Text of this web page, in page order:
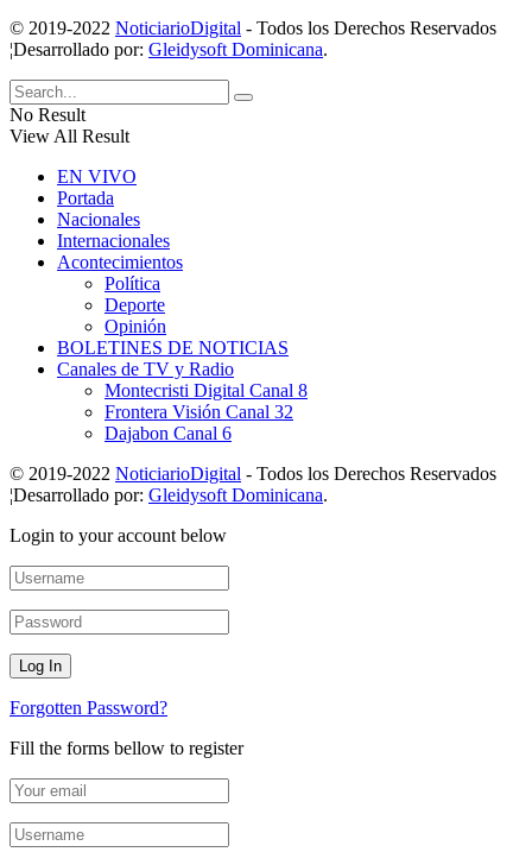
© 2019-2022 NoticiarioDigital - Todos los Derechos Reservados
¦Desarrollado por: Gleidysoft Dominicana.
No Result
View All Result
EN VIVO
Portada
Nacionales
Internacionales
Acontecimientos
Política
Deporte
Opinión
BOLETINES DE NOTICIAS
Canales de TV y Radio
Montecristi Digital Canal 8
Frontera Visión Canal 32
Dajabon Canal 6
© 2019-2022 NoticiarioDigital - Todos los Derechos Reservados
¦Desarrollado por: Gleidysoft Dominicana.
Login to your account below
Forgotten Password?
Fill the forms bellow to register